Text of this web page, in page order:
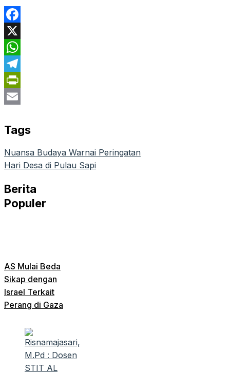
Facebook
X
WhatsApp
Telegram
PrintFriendly
Tags
Nuansa Budaya Warnai Peringatan
Hari Desa di Pulau Sapi
Berita
Populer
AS Mulai Beda
Sikap dengan
Israel Terkait
Perang di Gaza